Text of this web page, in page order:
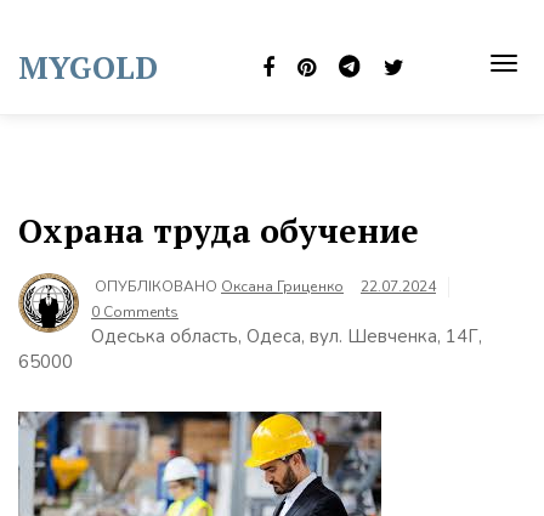
content
MYGOLD
Охрана труда обучение
ОПУБЛІКОВАНО Оксана Гриценко
22.07.2024
0 Comments
Одеська область, Одеса, вул. Шевченка, 14Г,
65000